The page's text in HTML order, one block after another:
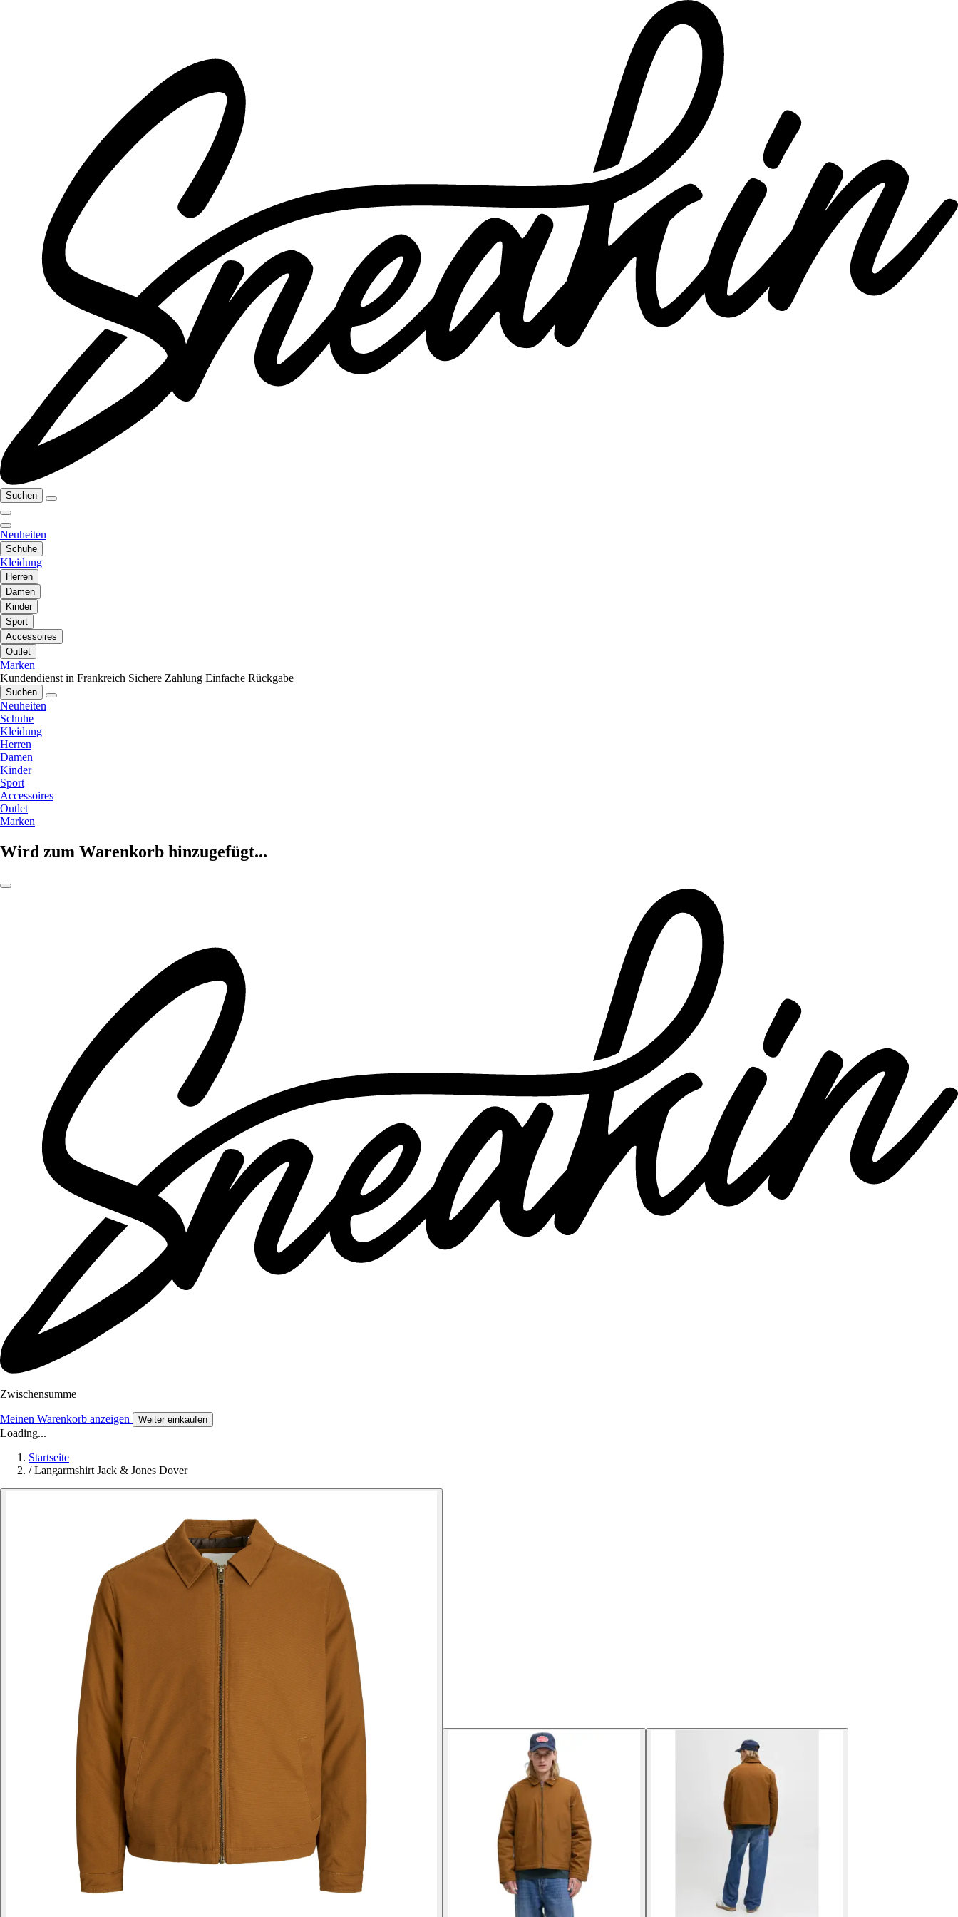
Suchen
Neuheiten
Schuhe
Kleidung
Herren
Damen
Kinder
Sport
Accessoires
Outlet
Marken
Kundendienst in Frankreich Sichere Zahlung Einfache Rückgabe
Suchen
Neuheiten
Schuhe
Kleidung
Herren
Damen
Kinder
Sport
Accessoires
Outlet
Marken
Wird zum Warenkorb hinzugefügt...
Zwischensumme
Meinen Warenkorb anzeigen Weiter einkaufen
Loading...
Startseite
/ Langarmshirt Jack & Jones Dover